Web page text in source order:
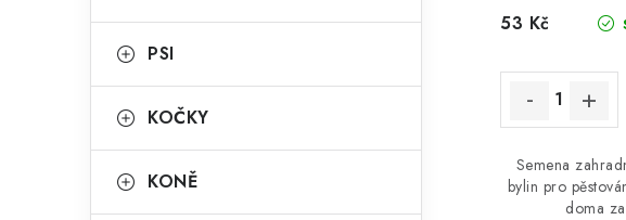
e
o
e
PSI
KOČKY
KONĚ
53 Kč
Semena
bylin pro
doma